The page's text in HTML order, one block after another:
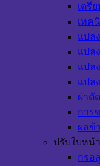
เตรี
เทค
แปล
แปล
แปล
แปล
ผ่าตั
การ
ผลข้
ปรับใบหน้
กรอ